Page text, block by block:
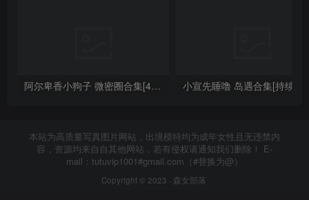
阿尔卑香小狗子 微密圈合集[40套][持续更新2023.12.14]
本站为高质量写真图片网站，出境模特均为成年女性且无违禁内
容，资源均来自自其他网站，若有侵权请通知我们删除！ E-
mail：tutuvip1001#gmail.com（#替换为@）
Copyright © 2023 · 森女部落